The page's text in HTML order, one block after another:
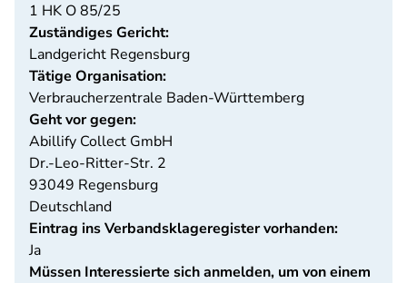
1 HK O 85/25
Zuständiges Gericht:
Landgericht Regensburg
Tätige Organisation:
Verbraucherzentrale Baden-Württemberg
Geht vor gegen:
Abillify Collect GmbH
Dr.-Leo-Ritter-Str. 2
93049 Regensburg
Deutschland
Eintrag ins Verbandsklageregister vorhanden:
Ja
Müssen Interessierte sich anmelden, um von einem